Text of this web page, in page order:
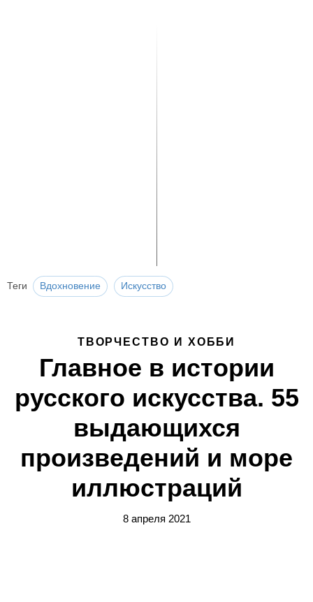
Теги Вдохновение Искусство
ТВОРЧЕСТВО И ХОББИ
Главное в истории
русского искусства. 55
выдающихся
произведений и море
иллюстраций
8 апреля 2021